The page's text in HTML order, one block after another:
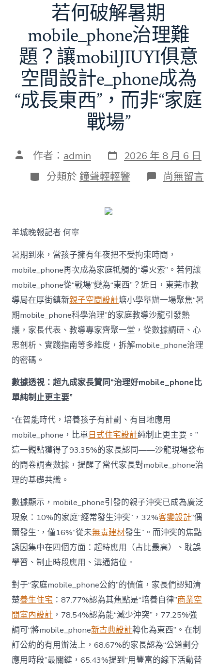
若何破解暑期
mobile_phone治理難
題？讓mobilJIUYI俱意
空間設計e_phone成為
“成長東西”，而非“家庭
戰場”
文 作者： admin 發
表
日
期
2026 年 8 月 6 日
分
類
分類於 鐘聲輕輕響 在
〈若
治
理
難
題？
讓
mobilJIUYI
俱
意
空
間
設
成
為
東
西”，
而
非
“家
庭
中
尚無留言
羊城晚報記者 何寧
暑期到來，當孩子擁有年夜把不受拘束時間，
mobile_phone再次成為家庭牴觸的“導火索”。若何讓
mobile_phone從“戰場”變為“東西”？近日，東莞市教
導局在厚街鎮新親子空間設計塘小學舉辦一場聚焦“暑
期mobile_phone科學治理”的家庭教導沙龍引發熱
議，家長代表、教導專家齊聚一堂，從數據調研、心
思剖析、實踐指南等多維度，拆解mobile_phone治理
的密碼。
數據透視：超九成家長贊同“治理好mobile_phone比
單純制止更主要”
“在智能時代，培養孩子有計劃、有目地應用
mobile_phone，比單日式住宅設計純制止更主要。”
這一觀點獲得了93.35%的家長認同——沙龍現場發布
的問卷調查數據，提醒了當代家長對mobile_phone治
理的基礎共識。
數據顯示，mobile_phone引發的親子沖突已成為廣泛
現象：10%的家庭“經常發生沖突”，32%客變設計“偶
爾發生”，僅16%“從未無毒建材發生”。而沖突的焦點
誘因集中在四個方面：超時應用（占比最高）、耽誤
學習、制止時段應用、溝通錯位。
對于“家庭mobile_phone公約”的價值，家長們認知清
楚養生住宅 ：87.77%認為其焦點是“培養自律”商業空
間室內設計 ，78.54%認為能“減少沖突”，77.25%強
調可“將mobile_phone新古典設計轉化為東西”。在制
訂公約的有用辦法上，68.67%的家長認為“公道劃分
應用時段”最關鍵，65.43%提到“用豐富的線下活動替